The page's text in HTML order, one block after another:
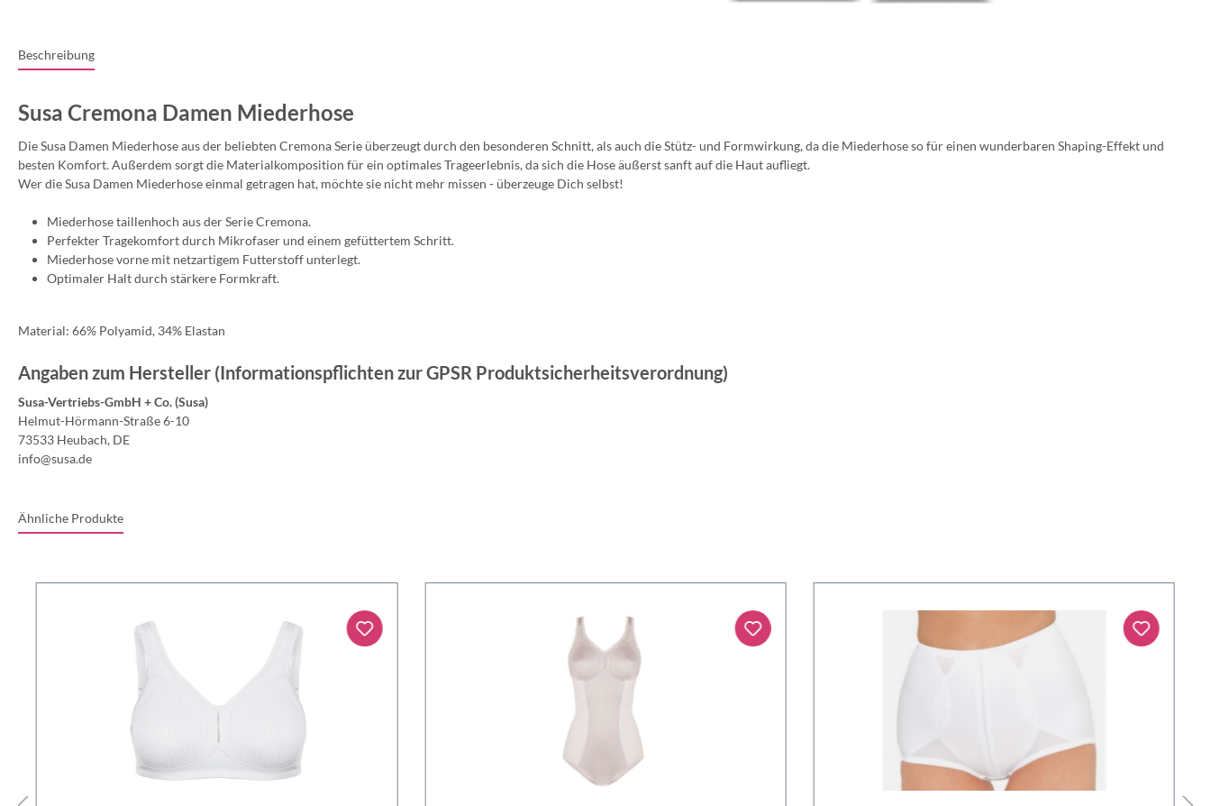
Beschreibung
Susa Cremona Damen Miederhose
Die Susa Damen Miederhose aus der beliebten Cremona Serie überzeugt durch den besonderen Schnitt, als auch die Stütz- und Formwirkung, da die Miederhose so für einen wunderbaren Shaping-Effekt und
besten Komfort. Außerdem sorgt die Materialkomposition für ein optimales Trageerlebnis, da sich die Hose äußerst sanft auf die Haut aufliegt.
Wer die Susa Damen Miederhose einmal getragen hat, möchte sie nicht mehr missen - überzeuge Dich selbst!
Miederhose taillenhoch aus der Serie Cremona.
Perfekter Tragekomfort durch Mikrofaser und einem gefüttertem Schritt.
Miederhose vorne mit netzartigem Futterstoff unterlegt.
Optimaler Halt durch stärkere Formkraft.
Material: 66% Polyamid, 34% Elastan
Angaben zum Hersteller (Informationspflichten zur GPSR Produktsicherheitsverordnung)
Susa-Vertriebs-GmbH + Co. (Susa)
Helmut-Hörmann-Straße 6-10
73533 Heubach, DE
info@susa.de
Ähnliche Produkte